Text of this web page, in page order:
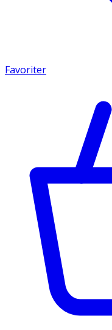
Favoriter